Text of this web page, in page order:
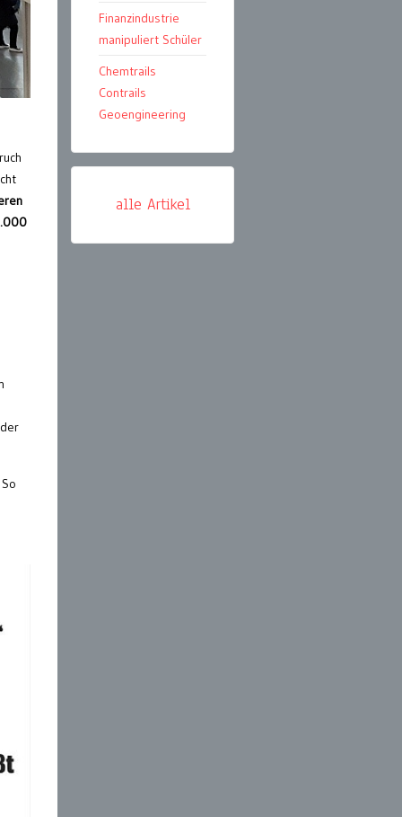
Finanzindustrie
manipuliert Schüler
Chemtrails
Contrails
Geoengineering
alle Artikel